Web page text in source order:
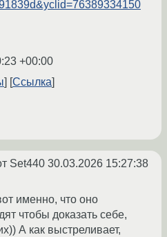
+00:00
Ссылка
Set440 30.03.2026 15:27:38
именно, что оно
чтобы доказать себе,
А как выстреливает,